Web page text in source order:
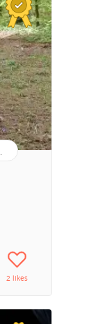
2 likes